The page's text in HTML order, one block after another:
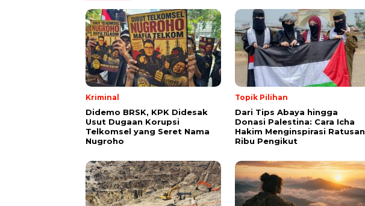
Kriminal
Didemo BRSK, KPK Didesak
Usut Dugaan Korupsi
Telkomsel yang Seret Nama
Nugroho
Topik Pilihan
Dari Tips Abaya hingga
Donasi Palestina: Cara Icha
Hakim Menginspirasi Ratusan
Ribu Pengikut